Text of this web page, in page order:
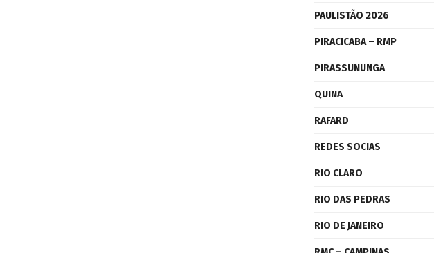
PAULISTÃO 2026
PIRACICABA – RMP
PIRASSUNUNGA
QUINA
RAFARD
REDES SOCIAS
RIO CLARO
RIO DAS PEDRAS
RIO DE JANEIRO